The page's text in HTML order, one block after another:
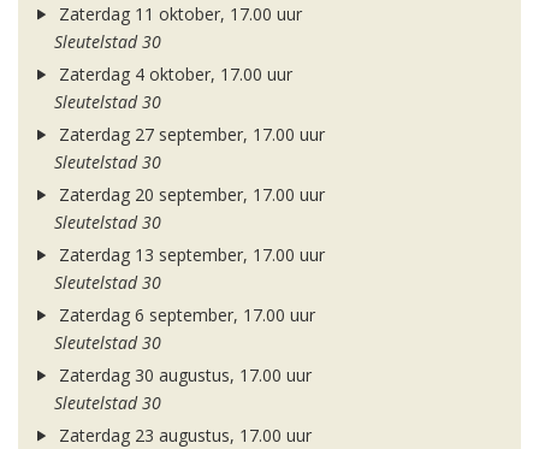
Zaterdag 11 oktober, 17.00 uur
Sleutelstad 30
Zaterdag 4 oktober, 17.00 uur
Sleutelstad 30
Zaterdag 27 september, 17.00 uur
Sleutelstad 30
Zaterdag 20 september, 17.00 uur
Sleutelstad 30
Zaterdag 13 september, 17.00 uur
Sleutelstad 30
Zaterdag 6 september, 17.00 uur
Sleutelstad 30
Zaterdag 30 augustus, 17.00 uur
Sleutelstad 30
Zaterdag 23 augustus, 17.00 uur